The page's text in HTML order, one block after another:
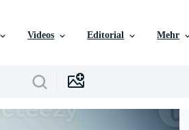
Videos Editorial Mehr